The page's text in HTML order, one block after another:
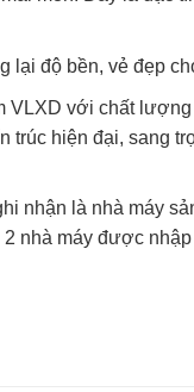
lại độ bền, vẻ đẹp
VLXD với chất
trúc hiện đại, sang
nhận là nhà máy
nhà máy được